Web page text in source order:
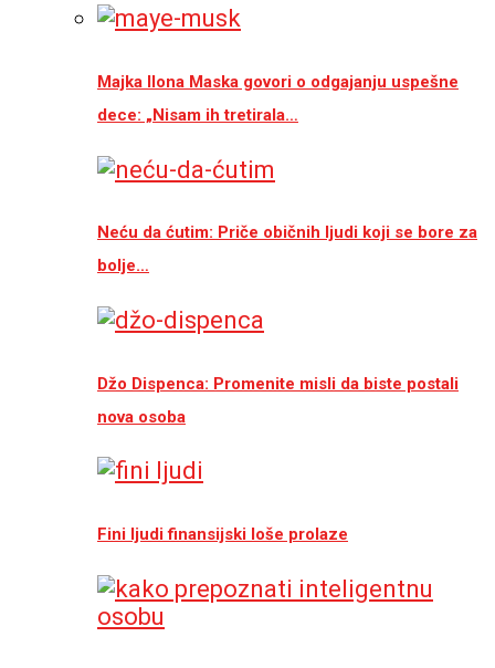
Majka Ilona Maska govori o odgajanju uspešne
dece: „Nisam ih tretirala…
Neću da ćutim: Priče običnih ljudi koji se bore za
bolje…
Džo Dispenca: Promenite misli da biste postali
nova osoba
Fini ljudi finansijski loše prolaze